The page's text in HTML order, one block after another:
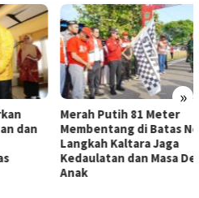
»
Merah Putih 81 Meter
Membentang di Batas Negeri:
Langkah Kaltara Jaga
Kedaulatan dan Masa Depan